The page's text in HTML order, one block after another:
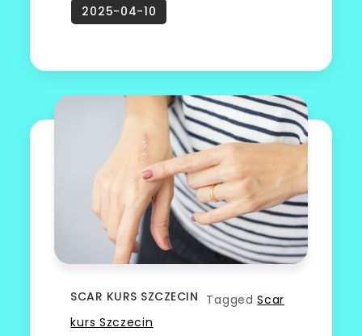
SCAR KURS SZCZECIN TaggedScar
kurs Szczecin